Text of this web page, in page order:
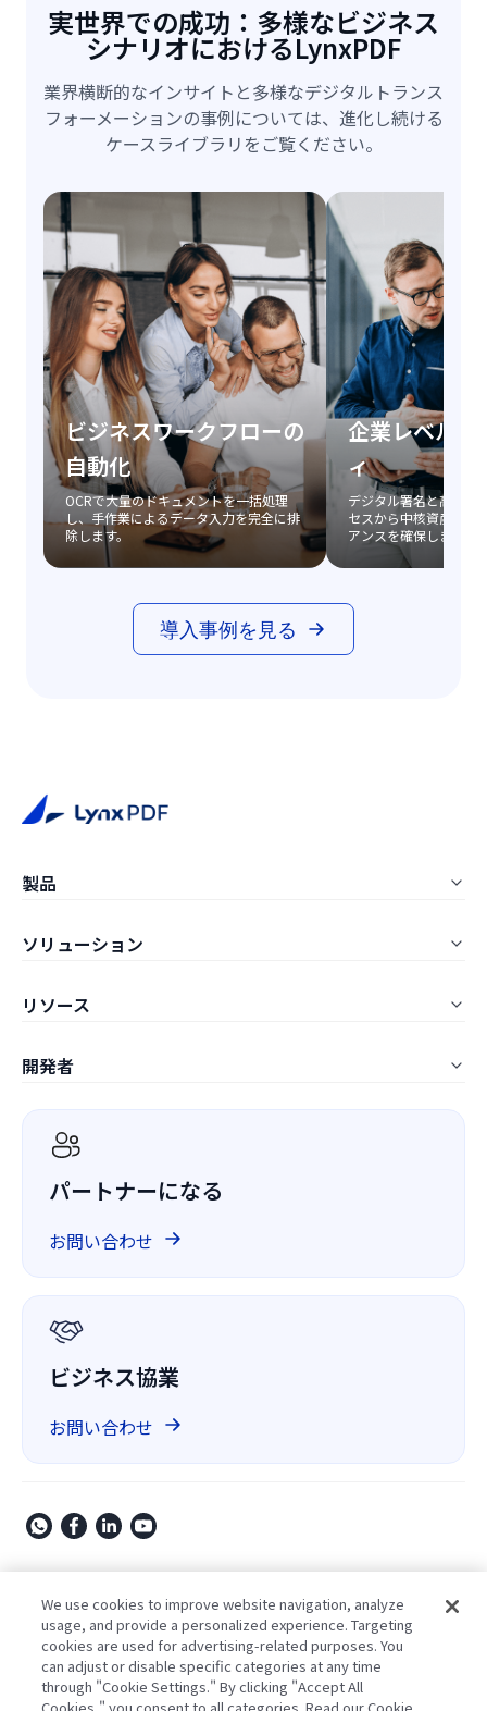
実世界での成功：多様なビジネス
シナリオにおけるLynxPDF
業界横断的なインサイトと多様なデジタルトランス
フォーメーションの事例については、進化し続ける
ケースライブラリをご覧ください。
ビジネスワークフローの
自動化
OCRで大量のドキュメントを一括処理
し、手作業によるデータ入力を完全に排
除します。
企業レベルの
ィ
デジタル署名と高度な
セスから中核資産を保
アンスを確保します。
導入事例を見る
製品
LynxPDF Web
管理コンソール
ソリューション
製造
ITサービス
ヘルスケア
ファイナンス
リソース
ホワイトペーパー
導入事例
開発者
ComPDF SDK
ComPDF AI
ComPDF Cloud
GitHub 上の ComPDF
パートナーになる
お問い合わせ
ビジネス協業
お問い合わせ
プライバシーポリシー 利用規約
セキュリティポリシー
Cookie設定
Powered by ComPDF
Reserved.
We use cookies to improve website navigation, analyze
usage, and provide a personalized experience. Targeting
cookies are used for advertising-related purposes. You
can adjust or disable specific categories at any time
through "Cookie Settings." By clicking "Accept All